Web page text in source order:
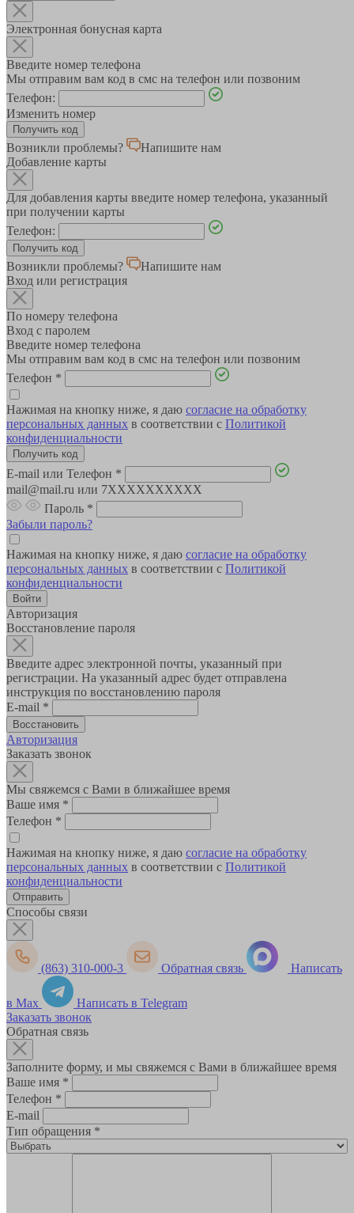
Электронная бонусная карта
Введите номер телефона
Мы отправим вам код в смс на телефон или позвоним
Телефон:
Изменить номер
Возникли проблемы?
Напишите нам
Добавление карты
Для добавления карты введите номер телефона, указанный
при получении карты
Телефон:
Возникли проблемы?
Напишите нам
Вход или регистрация
По номеру телефона
Вход с паролем
Введите номер телефона
Мы отправим вам код в смс на телефон или позвоним
Телефон *
Нажимая на кнопку ниже, я даю согласие на обработку
персональных данных в соответствии с Политикой
конфиденциальности
E-mail или Телефон *
mail@mail.ru или 7XXXXXXXXXX
Пароль *
Забыли пароль?
Нажимая на кнопку ниже, я даю согласие на обработку
персональных данных в соответствии с Политикой
конфиденциальности
Авторизация
Восстановление пароля
Введите адрес электронной почты, указанный при
регистрации. На указанный адрес будет отправлена
инструкция по восстановлению пароля
E-mail *
Авторизация
Заказать звонок
Мы свяжемся с Вами в ближайшее время
Ваше имя *
Телефон *
Нажимая на кнопку ниже, я даю согласие на обработку
персональных данных в соответствии с Политикой
конфиденциальности
Способы связи
(863) 310-000-3 Обратная связь Написать
в Max
Написать в Telegram
Заказать звонок
Обратная связь
Заполните форму, и мы свяжемся с Вами в ближайшее время
Ваше имя *
Телефон *
E-mail
Тип обращения *